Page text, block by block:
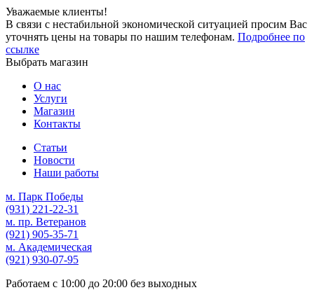
Уважаемые клиенты!
В связи с нестабильной экономической ситуацией просим Вас
уточнять цены на товары по нашим телефонам. Подробнее по
ссылке
Выбрать магазин
О нас
Услуги
Магазин
Контакты
Статьи
Новости
Наши работы
м. Парк Победы
(931) 221-22-31
м. пр. Ветеранов
(921) 905-35-71
м. Академическая
(921) 930-07-95
Работаем с 10:00 до 20:00 без выходных